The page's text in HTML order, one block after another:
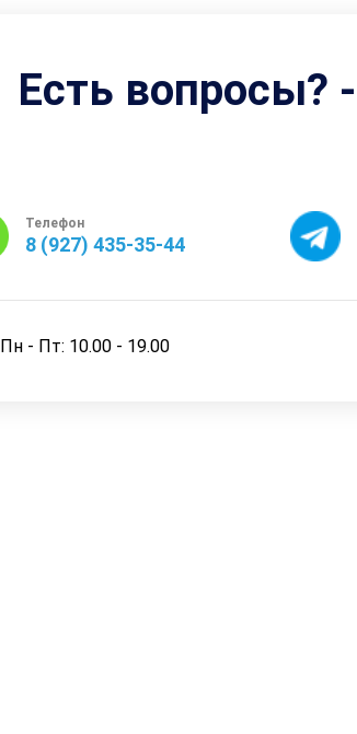
Есть вопросы?
Телефон
8 (927) 435-35-44
Пн - Пт: 10.00 - 19.00